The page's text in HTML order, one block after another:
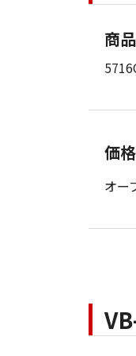
商
価格
オー